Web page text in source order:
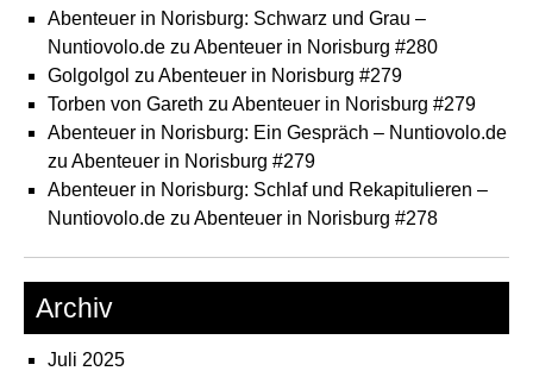
Abenteuer in Norisburg: Schwarz und Grau –
Nuntiovolo.de zu Abenteuer in Norisburg #280
Golgolgol zu Abenteuer in Norisburg #279
Torben von Gareth zu Abenteuer in Norisburg #279
Abenteuer in Norisburg: Ein Gespräch – Nuntiovolo.de
zu Abenteuer in Norisburg #279
Abenteuer in Norisburg: Schlaf und Rekapitulieren –
Nuntiovolo.de zu Abenteuer in Norisburg #278
Archiv
Juli 2025